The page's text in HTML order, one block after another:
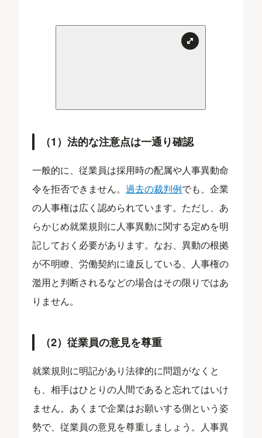
（1）法的な注意点は一通り確認
一般的に、従業員は採用時の配属や人事異動命
令を拒否できません。過去の裁判例でも、企業
の人事権は広く認められています。ただし、あ
らかじめ就業規則に人事異動に関する定めを明
記しておく必要があります。なお、異動の根拠
が不明瞭、労働契約に違反している、人事権の
濫用と判断されるなどの場合はその限りではあ
りません。
（2）従業員の意見を尊重
就業規則に明記があり法律的に問題がなくと
も、相手はひとりの人間であると忘れてはいけ
ません。あくまで企業はお願いする側という姿
勢で、従業員の意見を尊重しましょう。人事異